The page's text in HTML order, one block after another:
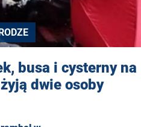
busa i cysterny na
dwie osoby